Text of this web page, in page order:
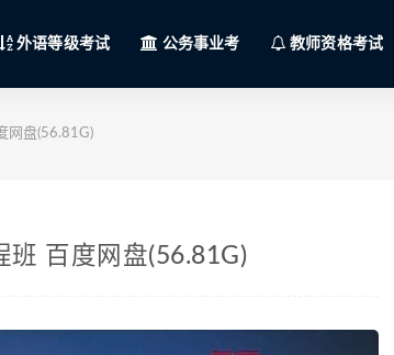
外语等级考试 公务事业考 教师资格考试
网盘(56.81G)
百度网盘(56.81G)